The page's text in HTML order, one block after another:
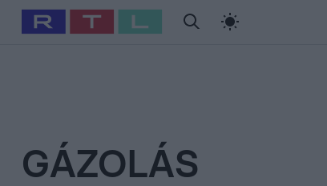
Babits Marcella Szellő István Most Wanted
GÁZOLÁS